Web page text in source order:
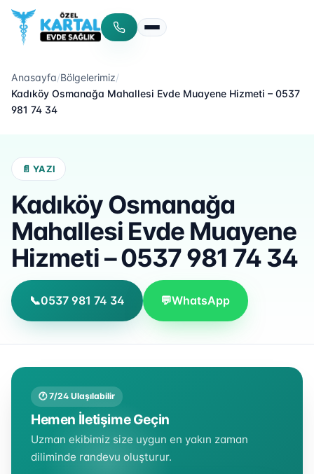
Menüyü aç/kapat
Anasayfa/Bölgelerimiz/
Kadıköy Osmanağa Mahallesi Evde Muayene Hizmeti – 0537
981 74 34
📄 YAZI
Kadıköy Osmanağa
Mahallesi Evde Muayene
Hizmeti – 0537 981 74 34
📞0537 981 74 34 💬WhatsApp
🕐 7/24 Ulaşılabilir
Hemen İletişime Geçin
Uzman ekibimiz size uygun en yakın zaman
diliminde randevu oluşturur.